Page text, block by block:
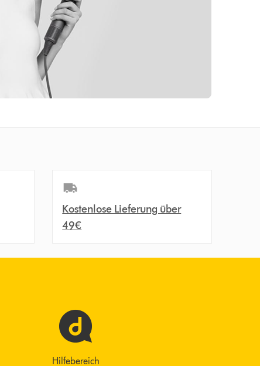
Kostenlose Lieferung über
49€
Hilfebereich